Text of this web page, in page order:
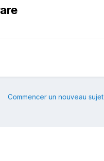
Commencer un nouveau sujet